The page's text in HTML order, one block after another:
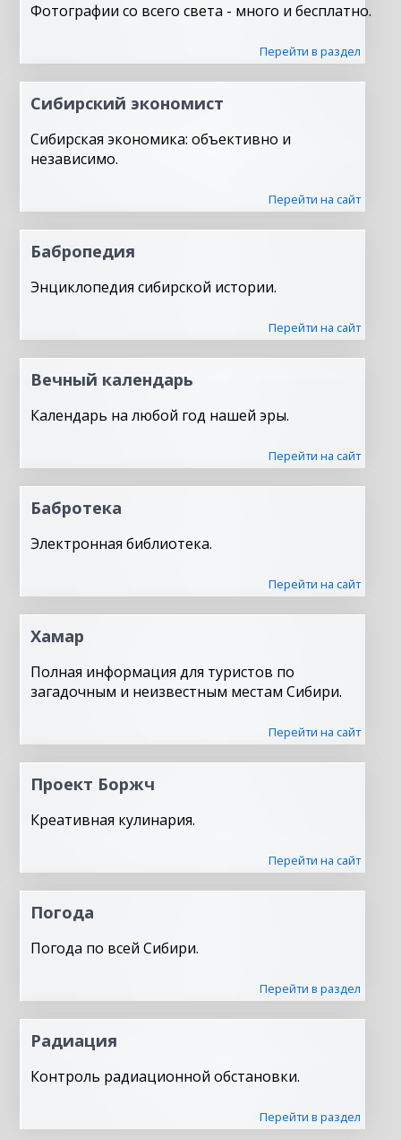
Фотографии со всего света - много и бесплатно.
Перейти в раздел
Сибирский экономист
Сибирская экономика: объективно и
независимо.
Перейти на сайт
Бабропедия
Энциклопедия сибирской истории.
Перейти на сайт
Вечный календарь
Календарь на любой год нашей эры.
Перейти на сайт
Бабротека
Электронная библиотека.
Перейти на сайт
Хамар
Полная информация для туристов по
загадочным и неизвестным местам Сибири.
Перейти на сайт
Проект Боржч
Креативная кулинария.
Перейти на сайт
Погода
Погода по всей Сибири.
Перейти в раздел
Радиация
Контроль радиационной обстановки.
Перейти в раздел